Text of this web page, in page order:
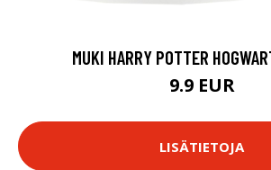
MUKI HARRY POTTER
9.9 EUR
LISÄTIETOJA